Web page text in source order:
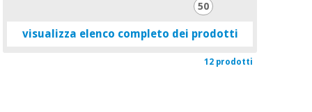
50
visualizza elenco completo dei prodotti
12 prodotti